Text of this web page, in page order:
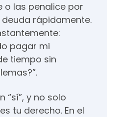
o las penalice por
rápidamente.
pagar mi
tiempo sin
“sí”, y no solo
tu derecho. En el